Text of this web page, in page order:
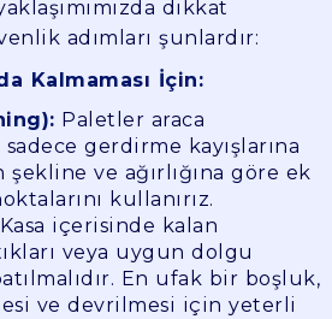
dikkat
adımları şunlardır:
Kalmaması İçin:
Paletler araca
gerdirme kayışlarına
ve ağırlığına göre ek
kullanırız.
Kasa içerisinde kalan
veya uygun dolgu
En ufak bir boşluk,
ve devrilmesi için yeterli